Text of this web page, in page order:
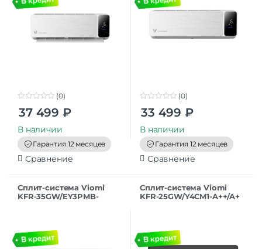
o
t
o
f
5
(0)
37 499 ₽
В наличии
Гарантия 12 месяцев
Сравнение
o
t
o
f
5
(0)
33 499 ₽
В наличии
Гарантия 12 месяцев
Сравнение
Сплит-система Viomi
KFR-35GW/EY3PMB-
Сплит-система Viomi
KFR-25GW/Y4CM1-A++/A+